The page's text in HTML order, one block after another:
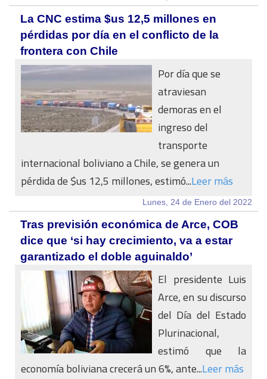
La CNC estima $us 12,5 millones en
pérdidas por día en el conflicto de la
frontera con Chile
Por día que se
atraviesan
demoras en el
ingreso del
transporte
internacional boliviano a Chile, se genera un
pérdida de $us 12,5 millones, estimó...Leer más
Lunes, 24 de Enero del 2022
Tras previsión económica de Arce, COB
dice que ‘si hay crecimiento, va a estar
garantizado el doble aguinaldo’
El presidente Luis
Arce, en su discurso
del Día del Estado
Plurinacional,
estimó que la
economía boliviana crecerá un 6%, ante...Leer más